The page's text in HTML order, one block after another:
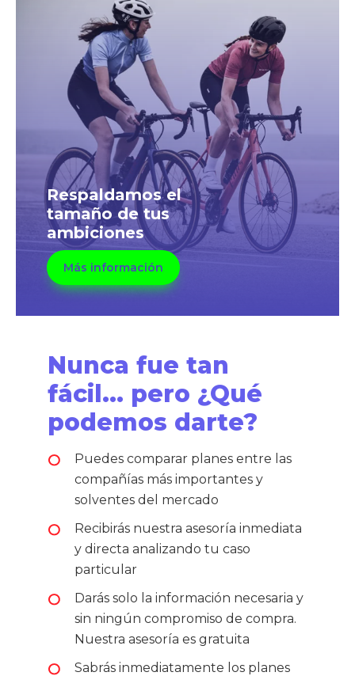
Nunca fue tan
fácil... pero ¿Qué
podemos darte?
Puedes comparar planes entre las
compañías más importantes y
solventes del mercado
Recibirás nuestra asesoría inmediata
y directa analizando tu caso
particular
Darás solo la información necesaria y
sin ningún compromiso de compra.
Nuestra asesoría es gratuita
Sabrás inmediatamente los planes
Respaldamos el
tamaño de tus
ambiciones
Más información